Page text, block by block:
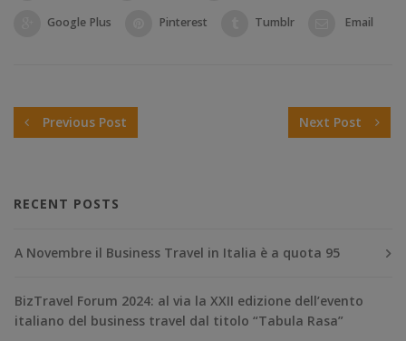
Google Plus Pinterest Tumblr Email
Previous Post Next Post
RECENT POSTS
A Novembre il Business Travel in Italia è a quota 95
BizTravel Forum 2024: al via la XXII edizione dell’evento
italiano del business travel dal titolo “Tabula Rasa”